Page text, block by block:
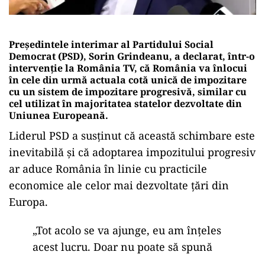
Președintele interimar al Partidului Social
Democrat (PSD), Sorin Grindeanu, a declarat, într-o
intervenție la România TV, că România va înlocui
în cele din urmă actuala cotă unică de impozitare
cu un sistem de impozitare progresivă, similar cu
cel utilizat în majoritatea statelor dezvoltate din
Uniunea Europeană.
Liderul PSD a susținut că această schimbare este
inevitabilă și că adoptarea impozitului progresiv
ar aduce România în linie cu practicile
economice ale celor mai dezvoltate țări din
Europa.
„Tot acolo se va ajunge, eu am înţeles
acest lucru. Doar nu poate să spună